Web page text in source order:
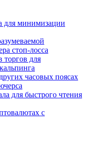
для минимизации
стоп-лосса
торгов для
часовых поясах
для быстрого чтения
с